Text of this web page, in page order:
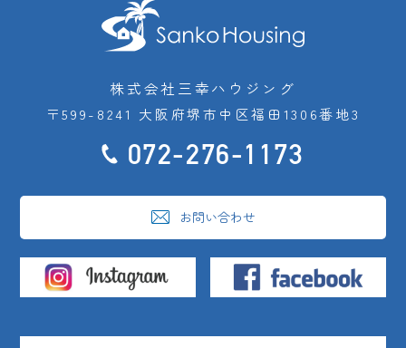
株式会社三幸ハウジング
〒599-8241 大阪府堺市中区福田1306番地3
072-276-1173
お問い合わせ